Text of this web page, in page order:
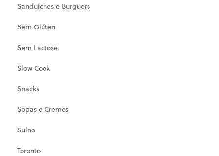
Sanduíches e Burguers
Sem Glúten
Sem Lactose
Slow Cook
Snacks
Sopas e Cremes
Suíno
Toronto